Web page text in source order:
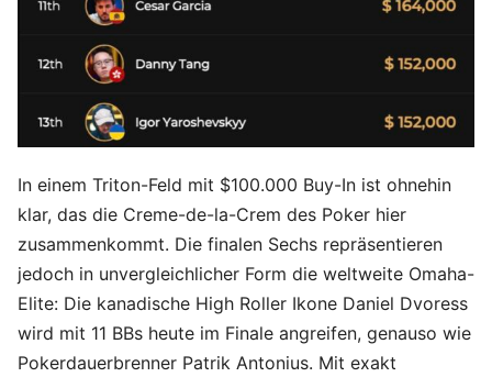
In einem Triton-Feld mit $100.000 Buy-In ist ohnehin
klar, das die Creme-de-la-Crem des Poker hier
zusammenkommt. Die finalen Sechs repräsentieren
jedoch in unvergleichlicher Form die weltweite Omaha-
Elite: Die kanadische High Roller Ikone Daniel Dvoress
wird mit 11 BBs heute im Finale angreifen, genauso wie
Pokerdauerbrenner Patrik Antonius. Mit exakt